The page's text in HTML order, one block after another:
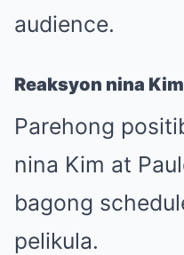
audience.
Reaksyon nina
Parehong
nina Kim at
bagong
pelikula.